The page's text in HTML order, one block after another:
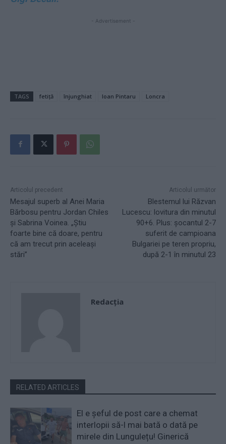
- Advertisement -
TAGS fetiță înjunghiat Ioan Pintaru Loncra
Articolul precedent
Mesajul superb al Anei Maria
Bărbosu pentru Jordan Chiles
și Sabrina Voinea. „Știu
foarte bine că doare, pentru
că am trecut prin aceleași
stări”
Articolul următor
Blestemul lui Răzvan
Lucescu: lovitura din minutul
90+6. Plus: șocantul 2-7
suferit de campioana
Bulgariei pe teren propriu,
după 2-1 în minutul 23
Redacţia
RELATED ARTICLES
El e șeful de post care a chemat
interlopii să-l mai bată o dată pe
mirele din Lungulețu! Ginerică